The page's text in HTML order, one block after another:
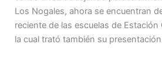
Los Nogales, ahora se encuentran
reciente de las escuelas de
la cual trató también su